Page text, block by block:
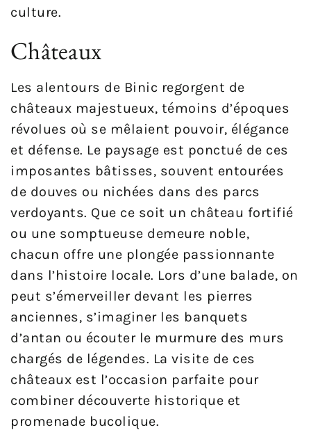
culture.
Châteaux
Les alentours de Binic regorgent de
châteaux majestueux, témoins d’époques
révolues où se mêlaient pouvoir, élégance
et défense. Le paysage est ponctué de ces
imposantes bâtisses, souvent entourées
de douves ou nichées dans des parcs
verdoyants. Que ce soit un château fortifié
ou une somptueuse demeure noble,
chacun offre une plongée passionnante
dans l’histoire locale. Lors d’une balade, on
peut s’émerveiller devant les pierres
anciennes, s’imaginer les banquets
d’antan ou écouter le murmure des murs
chargés de légendes. La visite de ces
châteaux est l’occasion parfaite pour
combiner découverte historique et
promenade bucolique.